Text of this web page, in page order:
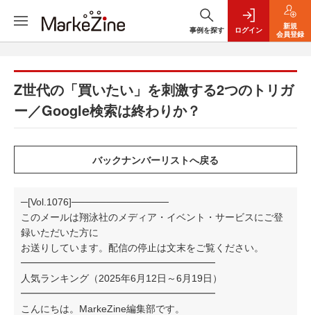
事例を探す ログイン
新規
会員登録
Z世代の「買いたい」を刺激する2つのトリガ
ー／Google検索は終わりか？
─[Vol.1076]──────────────
このメールは翔泳社のメディア・イベント・サービスにご登
録いただいた方に
お送りしています。配信の停止は文末をご覧ください。
━━━━━━━━━━━━━━━━━━━━
人気ランキング（2025年6月12日～6月19日）
━━━━━━━━━━━━━━━━━━━━
こんにちは。MarkeZine編集部です。